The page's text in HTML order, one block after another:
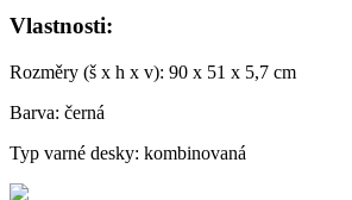
Vlastnosti:
Rozměry (š x h x v): 90 x 51 x 5,7 cm
Barva: černá
Typ varné desky: kombinovaná